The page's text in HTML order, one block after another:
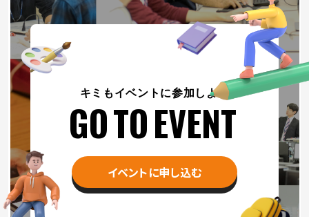
キミもイベントに参加しよう
GO TO EVENT
イベントに申し込む